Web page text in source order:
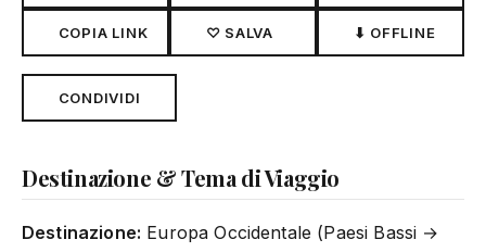
COPIA LINK ♡ SALVA ⬇ OFFLINE
CONDIVIDI
Destinazione & Tema di Viaggio
Destinazione: Europa Occidentale (Paesi Bassi →